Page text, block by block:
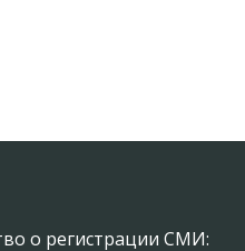
о регистрации СМИ: